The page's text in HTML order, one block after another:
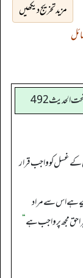
مزید تخریج دیکھیں
الحديث 492
غسل کو واجب قرار
ہے اس سے مراد
حق مجھ پر واجب ہے“